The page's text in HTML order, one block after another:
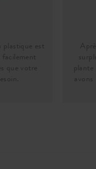
plastique est
que votre